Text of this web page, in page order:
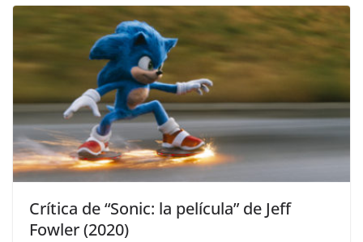
Crítica de “Sonic: la película” de Jeff
Fowler (2020)